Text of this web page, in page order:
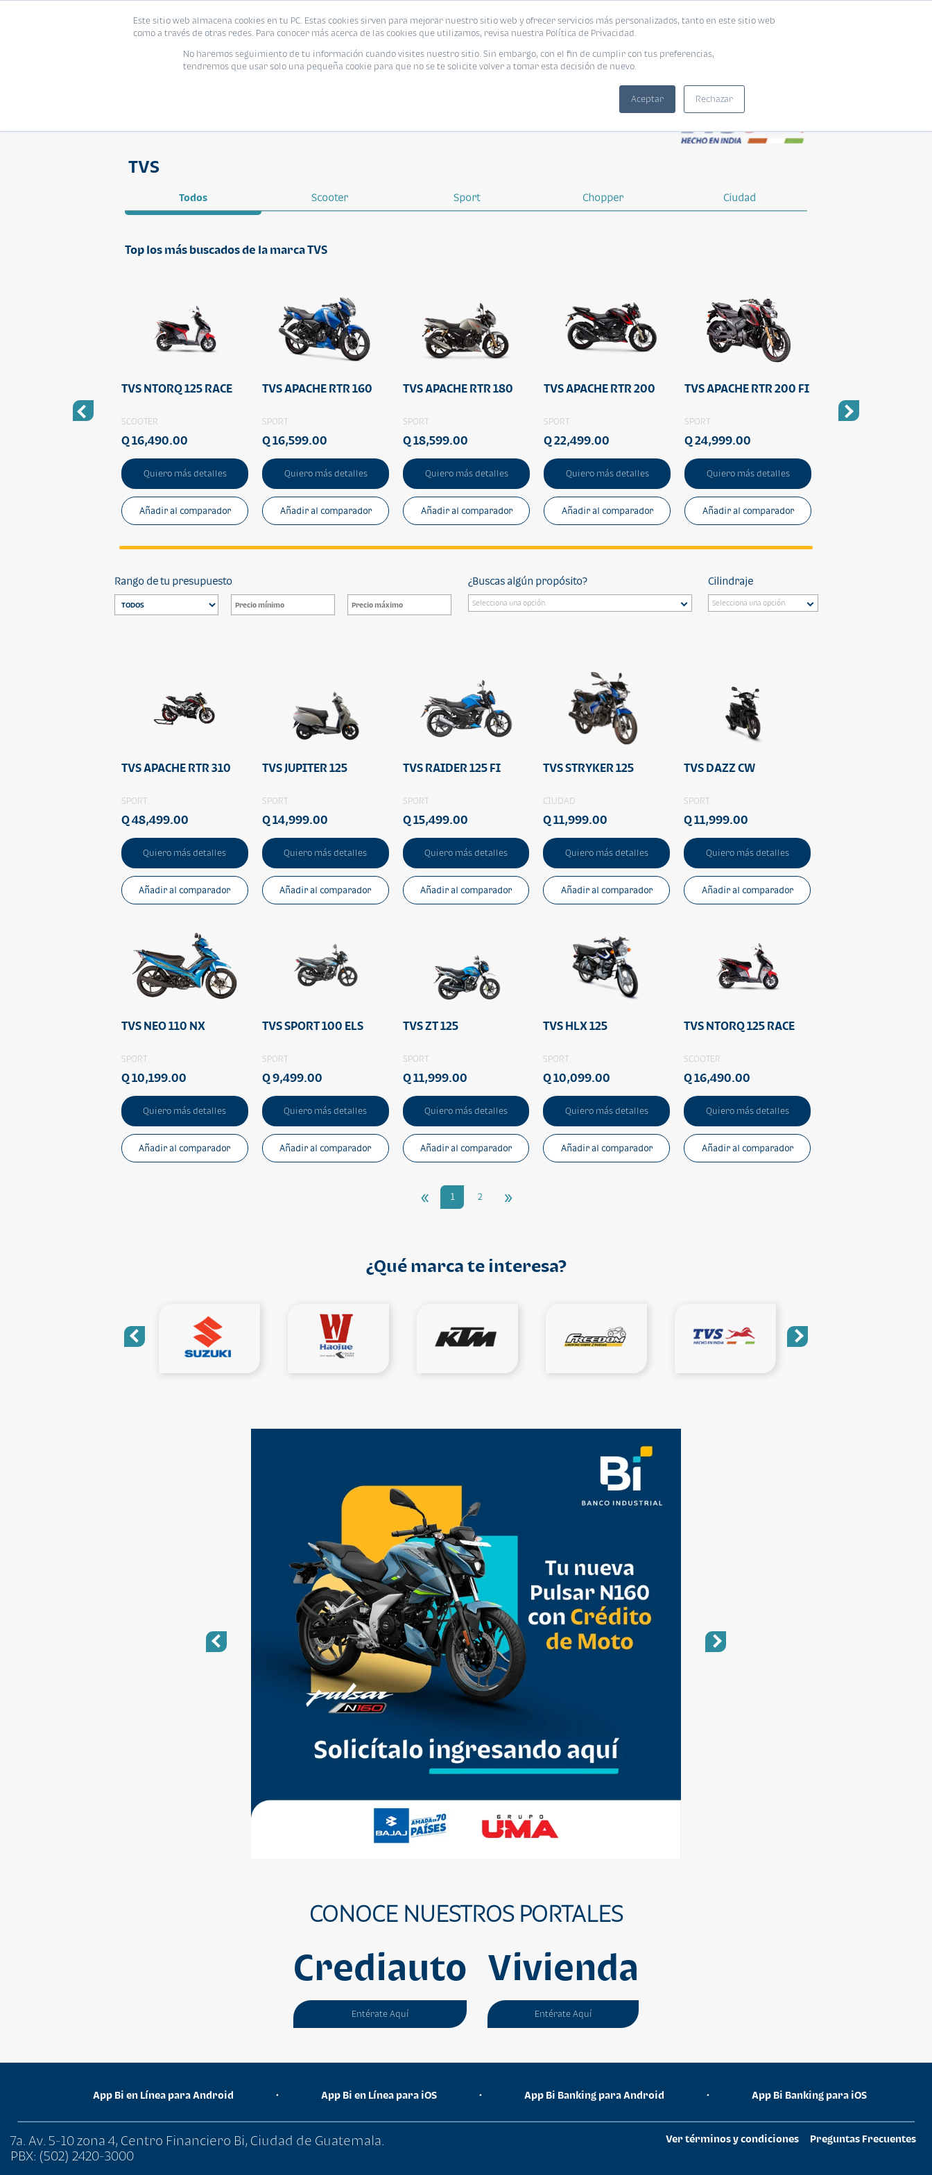
Este sitio web almacena cookies en tu PC. Estas cookies sirven para mejorar nuestro sitio web y ofrecer servicios más personalizados, tanto en este sitio web
como a través de otras redes. Para conocer más acerca de las cookies que utilizamos, revisa nuestra Política de Privacidad.
No haremos seguimiento de tu información cuando visites nuestro sitio. Sin embargo, con el fin de cumplir con tus preferencias,
tendremos que usar solo una pequeña cookie para que no se te solicite volver a tomar esta decisión de nuevo.
Aceptar Rechazar
TVS
Todos Scooter Sport Chopper Ciudad
Top los más buscados de la marca TVS
TVS NTORQ 125 RACE
SCOOTER
Q 16,490.00
Quiero más detalles
Añadir al comparador
TVS APACHE RTR 160
SPORT
Q 16,599.00
Quiero más detalles
Añadir al comparador
TVS APACHE RTR 180
SPORT
Q 18,599.00
Quiero más detalles
Añadir al comparador
TVS APACHE RTR 200
SPORT
Q 22,499.00
Quiero más detalles
Añadir al comparador
TVS APACHE RTR 200 FI
SPORT
Q 24,999.00
Quiero más detalles
Añadir al comparador
SPORT
Rango de tu presupuesto ¿Buscas algún propósito? Cilindraje
TVS APACHE RTR 310
SPORT
Q 48,499.00
Quiero más detalles
Añadir al comparador
TVS JUPITER 125
SPORT
Q 14,999.00
Quiero más detalles
Añadir al comparador
TVS RAIDER 125 FI
SPORT
Q 15,499.00
Quiero más detalles
Añadir al comparador
TVS STRYKER 125
CIUDAD
Q 11,999.00
Quiero más detalles
Añadir al comparador
TVS DAZZ CW
SPORT
Q 11,999.00
Quiero más detalles
Añadir al comparador
TVS NEO 110 NX
SPORT
Q 10,199.00
Quiero más detalles
Añadir al comparador
TVS SPORT 100 ELS
SPORT
Q 9,499.00
Quiero más detalles
Añadir al comparador
TVS ZT 125
SPORT
Q 11,999.00
Quiero más detalles
Añadir al comparador
TVS HLX 125
SPORT
Q 10,099.00
Quiero más detalles
Añadir al comparador
TVS NTORQ 125 RACE
SCOOTER
Q 16,490.00
Quiero más detalles
Añadir al comparador
« 1 2 »
¿Qué marca te interesa?
CONOCE NUESTROS PORTALES
Crediauto
Entérate Aquí
Vivienda
Entérate Aquí
App Bi en Línea para Android • App Bi en Línea para iOS • App Bi Banking para Android • App Bi Banking para iOS
7a. Av. 5-10 zona 4, Centro Financiero Bi, Ciudad de Guatemala.
PBX: (502) 2420-3000
Ver términos y condiciones Preguntas Frecuentes